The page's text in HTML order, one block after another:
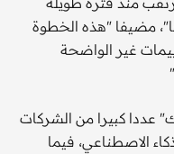
مضيفا "هذه الخطوة
غير الواضحة
كبيرا من الشركات
الاصطناعي، فيما